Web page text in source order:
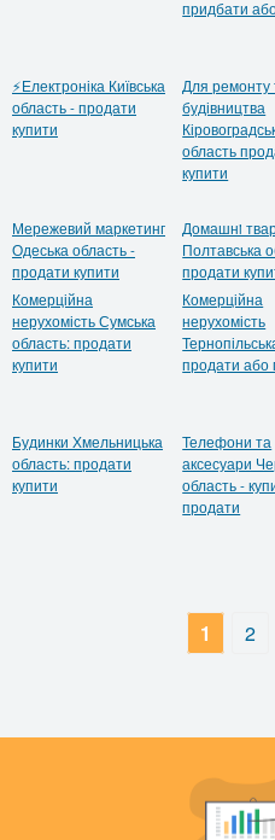
придбати
⚡Електроніка Київська
область - продати
купити
Для ремонту
будівництва
область
купити
Мережевий маркетинг
Одеська область -
продати купити
Домашнi
Полтавська
продати
Комерційна
нерухомість Сумська
область: продати
купити
Комерційна
нерухомість
продати або
Будинки Хмельницька
область: продати
купити
Телефони та
аксесуари
область -
продати
1 2